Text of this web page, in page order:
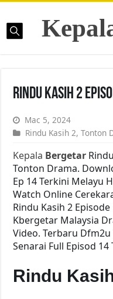
Rindu Kasih 2
Mac 5, 2024
Rindu Kasih 2,Tonton
Kepala Bergetar
Tonton Drama.
Ep 14 Terkini Melayu
Watch Online
Rindu Kasih 2
Kbergetar Malaysia
Video. Terbaru
Senarai Full Episod 14
Rindu